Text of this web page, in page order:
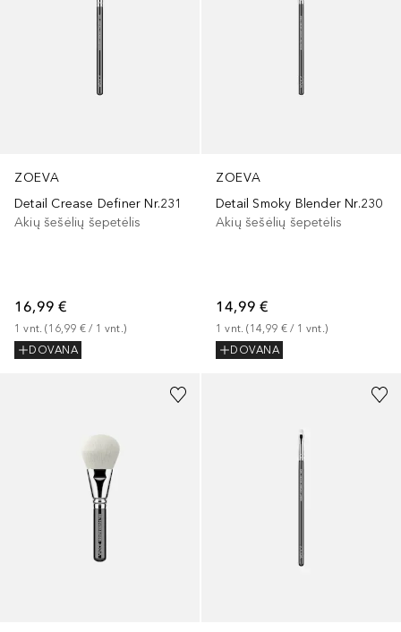
ZOEVA
Detail Crease Definer Nr.231
Akių šešėlių šepetėlis
16,99 €
1 vnt. (16,99 € / 1 vnt.)
DOVANA
ZOEVA
Detail Smoky Blender Nr.230
Akių šešėlių šepetėlis
14,99 €
1 vnt. (14,99 € / 1 vnt.)
DOVANA